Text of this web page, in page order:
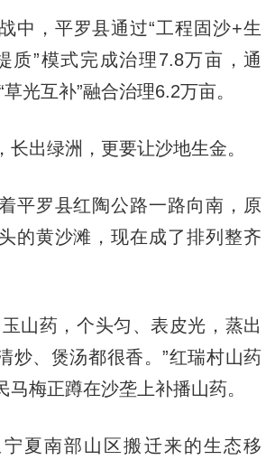
，平罗县通过“工程固沙+生
质”模式完成治理7.8万亩，通
草光互补”融合治理6.2万亩。
出绿洲，更要让沙地生金。
罗县红陶公路一路向南，原
的黄沙滩，现在成了排列整齐
药，个头匀、表皮光，蒸出
炒、煲汤都很香。”红瑞村山药
马梅正蹲在沙垄上补播山药。
南部山区搬迁来的生态移